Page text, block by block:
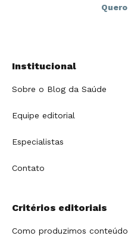
Institucional
Sobre o Blog da Saúde
Equipe editorial
Especialistas
Contato
Critérios editoriais
Como produzimos conteúdo